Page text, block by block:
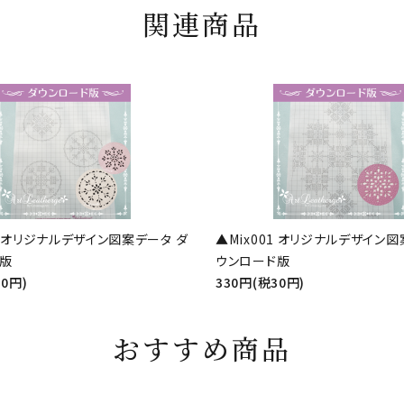
関連商品
ジナルデザイン図案データ ダ
円)
▲Mix001 オリジナルデザイン図
ウンロード版
330円(税30円)
おすすめ商品